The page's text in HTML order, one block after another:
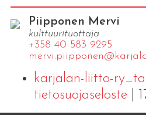
Piipponen Mervi
kulttuurituottaja
+358 40 583 9295
karjalan-liitto-
tietosuojaseloste|